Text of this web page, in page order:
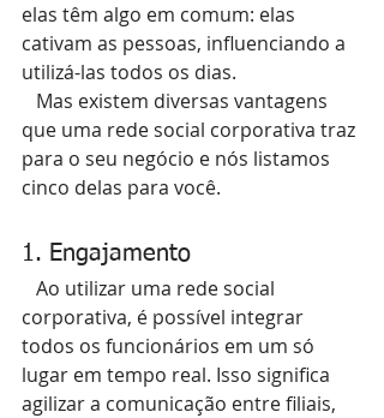
elas têm algo em comum: elas
cativam as pessoas, influenciando a
utilizá-las todos os dias.
que uma rede social corporativa traz
para o seu negócio e nós listamos
cinco delas para você.
1. Engajamento
corporativa, é possível integrar
todos os funcionários em um só
lugar em tempo real. Isso significa
agilizar a comunicação entre filiais,